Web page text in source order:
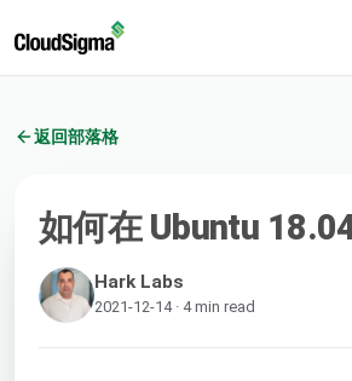
返回部落格
如何在 Ubuntu
Hark Labs
2021-12-14 · 4 min read